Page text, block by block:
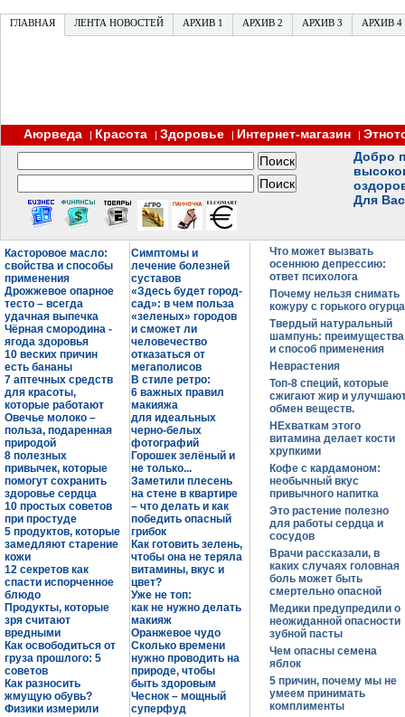
ГЛАВНАЯ ЛЕНТА НОВОСТЕЙ АРХИВ 1 АРХИВ 2 АРХИВ 3 АРХИВ 4
Аюрведа | Красота | Здоровье | Интернет-магазин |
Добро
Для
Что может вызвать
осеннюю депрессию:
ответ психолога
Почему нельзя снимать
кожуру с горького огурца
Твердый натуральный
шампунь: преимущества
и способ применения
Неврастения
Топ-8 специй, которые
сжигают жир и
обмен веществ.
НЕхваткам этого
витамина делает кости
хрупкими
Кофе с кардамоном:
необычный вкус
привычного напитка
Это растение полезно
для работы сердца и
сосудов
Врачи рассказали, в
каких случаях головная
боль может быть
смертельно опасной
Медики предупредили о
неожиданной опасности
зубной пасты
Чем опасны семена
яблок
5 причин, почему мы не
умеем принимать
комплименты
Касторовое масло:
свойства и способы
применения
Дрожжевое опарное
тесто – всегда
удачная выпечка
Чёрная смородина -
ягода здоровья
10 веских причин
есть бананы
7 аптечных средств
для красоты,
которые работают
Овечье молоко –
польза, подаренная
природой
8 полезных
привычек, которые
помогут сохранить
здоровье сердца
10 простых советов
при простуде
5 продуктов, которые
замедляют старение
кожи
12 секретов как
спасти испорченное
блюдо
Продукты, которые
зря считают
вредными
Как освободиться от
груза прошлого: 5
советов
Как разносить
жмущую обувь?
Физики измерили
Симптомы и
лечение болезней
суставов
«Здесь будет город-
сад»: в чем польза
«зеленых» городов
и сможет ли
человечество
отказаться от
мегаполисов
В стиле ретро:
6 важных правил
макияжа
для идеальных
черно-белых
фотографий
Горошек зелёный и
не только...
Заметили плесень
на стене в квартире
– что делать и как
победить опасный
грибок
Как готовить зелень,
чтобы она не теряла
витамины, вкус и
цвет?
Уже не топ:
как не нужно делать
макияж
Оранжевое чудо
Сколько времени
нужно проводить на
природе, чтобы
быть здоровым
Чеснок – мощный
суперфуд